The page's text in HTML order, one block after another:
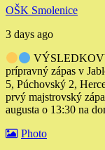
OŠK Smolenice
3 days ago
prípravný zápas v
5, Púchovský 2,
prvý majstrovský
augusta o 13:30 na
Photo